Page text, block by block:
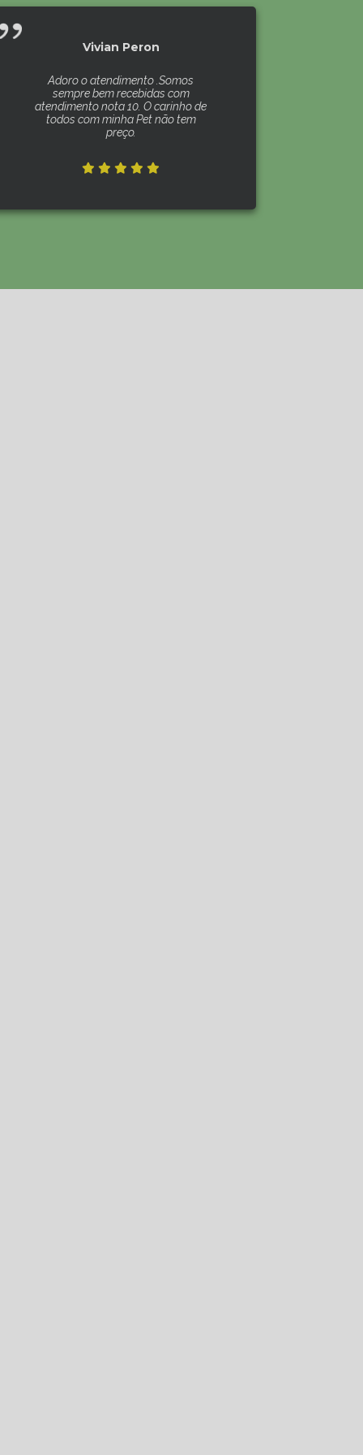
Vivian Peron
Adoro o atendimento .Somos
sempre bem recebidas com
atendimento nota 10. O carinho de
todos com minha Pet não tem
preço.